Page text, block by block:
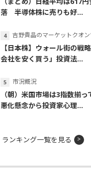
落 半導体株に売りも好...
吉野貴晶のマーケットクオ
【日本株】ウォール街の戦
会社を安く買う」投資法...
市況概況
（朝）米国市場は3指数揃
悪化懸念から投資家心理...
ランキング一覧を見る